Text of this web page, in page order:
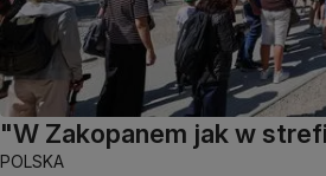
"W Zakopanem jak w
POLSKA